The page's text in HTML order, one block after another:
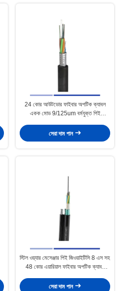
24 কোর আউটডোর ফাইবার অপটিক ক্যাবল
একক মোড 9/125um বর্মযুক্ত পিই
সেরা দাম পান
স্টিল ওয়্যার মেসেঞ্জার পিই জিওয়াইটিসি 8 এস সহ
48 কোর এয়ারিয়াল ফাইবার অপটিক ক্যাবল
সেরা দাম পান